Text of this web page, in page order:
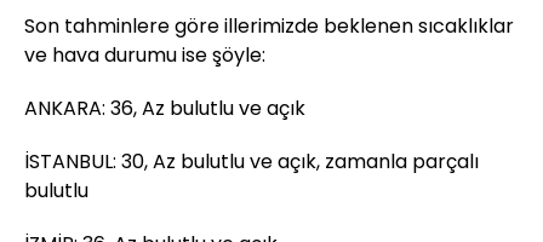
Son tahminlere göre illerimizde beklenen sıcaklıklar
ve hava durumu ise şöyle:
ANKARA: 36, Az bulutlu ve açık
İSTANBUL: 30, Az bulutlu ve açık, zamanla parçalı
bulutlu